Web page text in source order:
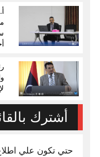
أشترك
حتي تكون علي